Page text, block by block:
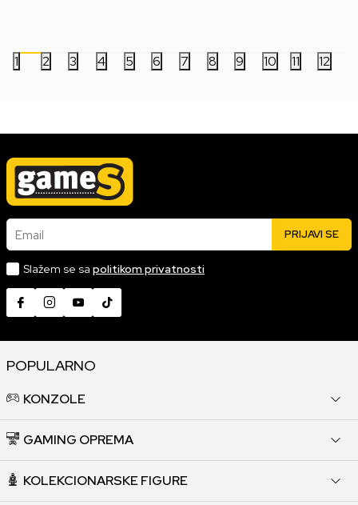
1 2 3 4 5 6 7 8 9 10 11 12
Email PRIJAVI SE
Slažem se sa politikom privatnosti
POPULARNO
KONZOLE
GAMING OPREMA
KOLEKCIONARSKE FIGURE